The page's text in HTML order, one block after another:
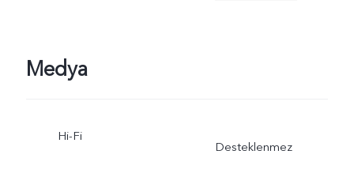
Medya
Hi-Fi
Desteklenmez